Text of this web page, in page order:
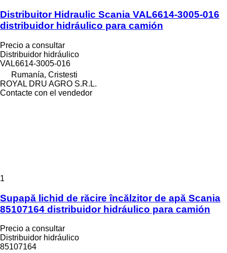
Distribuitor Hidraulic Scania VAL6614-3005-016
distribuidor hidráulico para camión
Precio a consultar
Distribuidor hidráulico
VAL6614-3005-016
Rumanía, Cristesti
ROYAL DRU AGRO S.R.L.
Contacte con el vendedor
1
Supapă lichid de răcire încălzitor de apă Scania
85107164 distribuidor hidráulico para camión
Precio a consultar
Distribuidor hidráulico
85107164